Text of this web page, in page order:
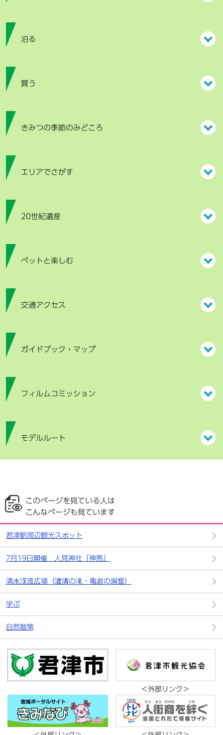
泊る
買う
きみつの季節のみどころ
エリアでさがす
20世紀遺産
ペットと楽しむ
交通アクセス
ガイドブック・マップ
フィルムコミッション
モデルルート
このページを見ている人は
こんなページも見ています
君津駅周辺観光スポット
7月19日開催 人見神社「神馬」
清水渓流広場（濃溝の滝・亀岩の洞窟）
学ぶ
自然散策
＜外部リンク＞